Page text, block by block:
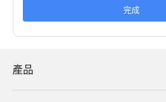
完成
產品